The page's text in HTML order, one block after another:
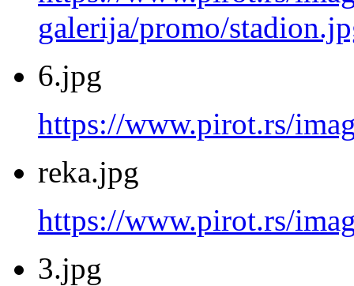
galerija/promo/
6.jpg
https://www.pirot.rs/
reka.jpg
https://www.pirot.rs/
3.jpg